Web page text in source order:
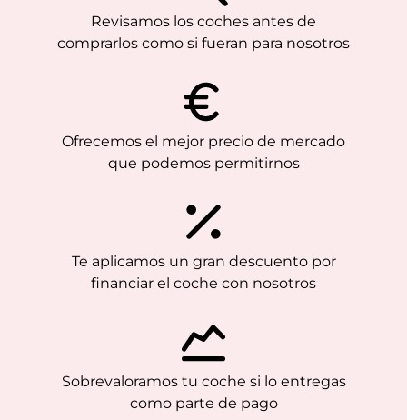
Revisamos los coches antes de
comprarlos como si fueran para nosotros
Ofrecemos el mejor precio de mercado
que podemos permitirnos
Te aplicamos un gran descuento por
financiar el coche con nosotros
Sobrevaloramos tu coche si lo entregas
como parte de pago